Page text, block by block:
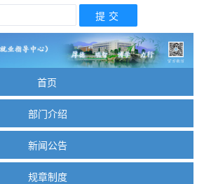
首页
部门介绍
新闻公告
规章制度